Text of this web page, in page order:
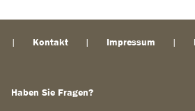
Kontakt Impressum
Haben Sie Fragen?